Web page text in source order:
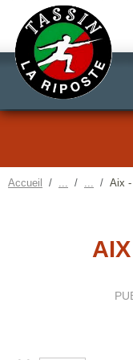
Accueil Aix -
Panneau de gestion